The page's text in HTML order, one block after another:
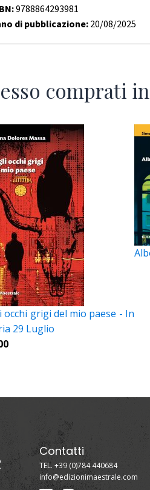
9788864293981
di pubblicazione: 20/08/2025
comprati
occhi grigi del mio paese - In
29 Luglio
Contatti
TEL. +39 (0)784 440684
info@edizionimaestrale.com